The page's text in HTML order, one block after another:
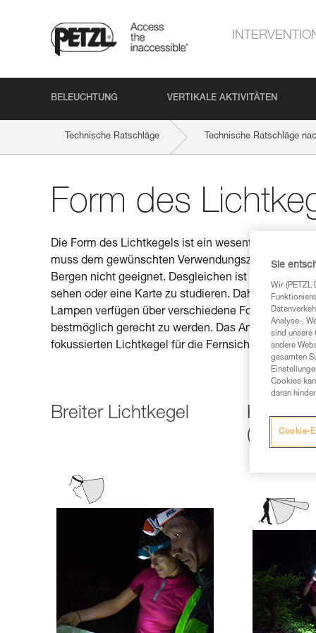
BELEUCHTUNG VERTIKALE AKTIVITÄTEN
Technische Ratschläge Technische Ratschläge
Form des
Die Form des Lichtkegels ist ein wesentliches
muss dem gewünschten Verwendungszweck der
Bergen nicht geeignet. Desgleichen ist ein
sehen oder eine Karte zu studieren. Daher ist das
Lampen verfügen über verschiedene Formen von
bestmöglich gerecht zu werden. Das Angebot
fokussierten Lichtkegel für die Fernsicht oder zum
Breiter Lichtkegel
(breit +
Sie
Wir (PETZL
Analyse-,
sind unsere
andere
gesamten
Cookies
daran
Cookie-